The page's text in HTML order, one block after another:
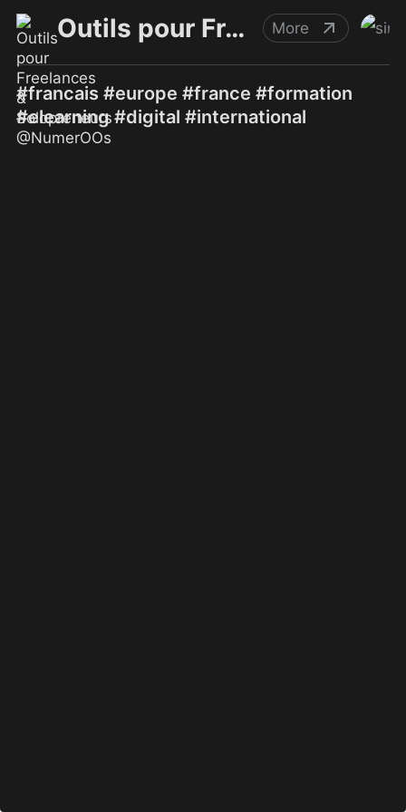
Outils pour Freelances & Solopreneurs @NumerOOs More
#francais #europe #france #formation
#elearning #digital #international